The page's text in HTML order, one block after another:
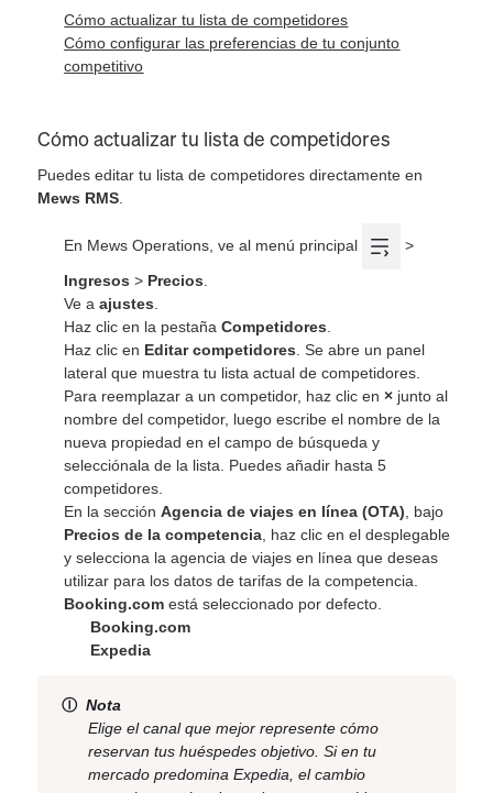
Cómo actualizar tu lista de competidores
Cómo configurar las preferencias de tu conjunto
competitivo
Cómo actualizar tu lista de competidores
Puedes editar tu lista de competidores directamente en
Mews RMS
En Mews Operations, ve al menú principal >
Ingresos > Precios
Ve aajustes
Haz clic en la pestañaCompetidores
Haz clic en Editar competidores . Se abre un panel
lateral que muestra tu lista actual de competidores.
Para reemplazar a un competidor, haz clic en × junto al
nombre del competidor, luego escribe el nombre de la
nueva propiedad en el campo de búsqueda y
selecciónala de la lista. Puedes añadir hasta 5
competidores.
En la secciónAgencia de viajes en línea (OTA) , bajo
Precios de la competencia , haz clic en el desplegable
y selecciona la agencia de viajes en línea que deseas
utilizar para los datos de tarifas de la competencia.
Booking.com está seleccionado por defecto.
Booking.com
Expedia
Ⓘ Nota
Elige el canal que mejor represente cómo
reservan tus huéspedes objetivo. Si en tu
mercado predomina Expedia, el cambio